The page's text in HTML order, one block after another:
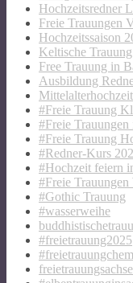
Hochzeitsredner
Freie Trauungen
Hochzeitssaison
Keltische Trauung
Free Trauung in
Ausbildung
Mittelalterhochzeit
#Freie Trauung
#Freie
#Freie Trauung
#Redner-Kurs
#Hochzeit feiern
#Freie Trauungen
#Gothic Trauung
#wasserweihe
#freietrauung2025